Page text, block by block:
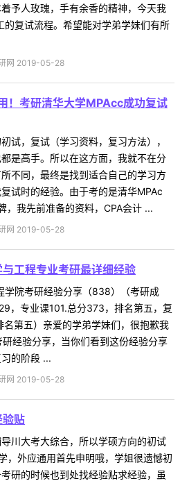
予人玫瑰，手有余香的精神，今天我
复试流程。希望能对学弟学妹们有所
网 2019-05-28
！考研清华大学MPAcc成功复试
试，复试（学习资料，复习方法），
是高手。所以在这方面，我就不在分
不同，最终是找到适合自己的学习方
试时的经验。由于考的是清华MPAc
，我先前准备的资料，CPA会计 ...
网 2019-05-28
工程专业考研最详细经验
学院考研经验分享（838）（考研成
，专业课101.总分373，排名第五，复
第五）亲爱的学弟学妹们，很抱歉我
经验分享，当你们看到这份经验分享
的阶段 ...
网 2019-05-28
贴
川大考大综合，所以学硕方向的初试
，外应通用首先申明哦，学姐很遗憾初
研的时候也到处找经验贴求经验，虽